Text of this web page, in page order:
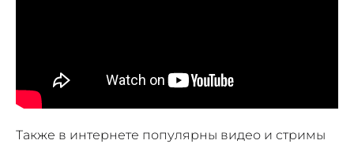
Также в интернете популярны видео и стримы